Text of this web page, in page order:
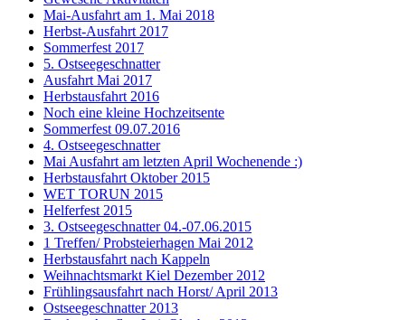
Mai-Ausfahrt am 1. Mai 2018
Herbst-Ausfahrt 2017
Sommerfest 2017
5. Ostseegeschnatter
Ausfahrt Mai 2017
Herbstausfahrt 2016
Noch eine kleine Hochzeitsente
Sommerfest 09.07.2016
4. Ostseegeschnatter
Mai Ausfahrt am letzten April Wochenende :)
Herbstausfahrt Oktober 2015
WET TORUN 2015
Helferfest 2015
3. Ostseegeschnatter 04.-07.06.2015
1 Treffen/ Probsteierhagen Mai 2012
Herbstausfahrt nach Kappeln
Weihnachtsmarkt Kiel Dezember 2012
Frühlingsausfahrt nach Horst/ April 2013
Ostseegeschnatter 2013